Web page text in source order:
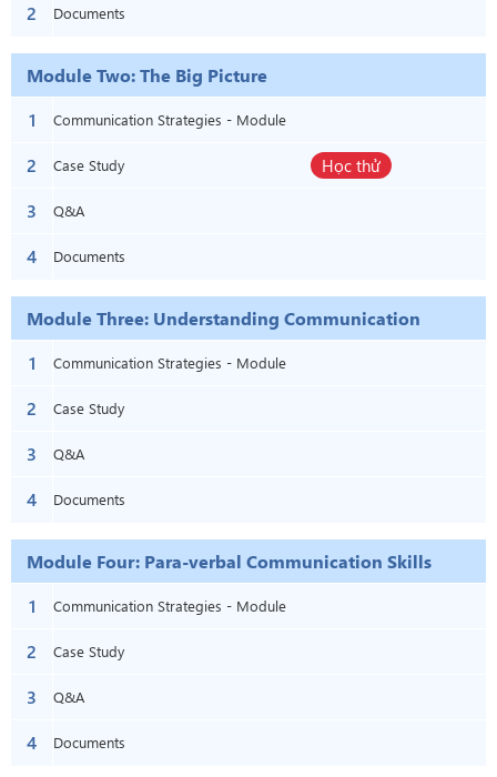
One: Getting Started
2 Documents
Module Two: The Big Picture
1
Communication Strategies - Module
Two: The Big Picture
2 Case Study Học thử
3 Q&A
4 Documents
Module Three: Understanding Communication
Barriers
1 Communication Strategies - Module
Three: Understanding Communication
Barriers
2 Case Study
3 Q&A
4 Documents
Module Four: Para-verbal Communication Skills
1
Communication Strategies - Module
Four: Para-Verbal Communication Skills
2 Case Study
3 Q&A
4 Documents